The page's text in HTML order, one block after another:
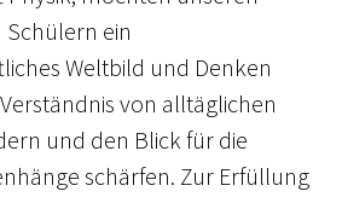
ein
Weltbild und Denken
von alltäglichen
und den Blick für die
schärfen. Zur Erfüllung